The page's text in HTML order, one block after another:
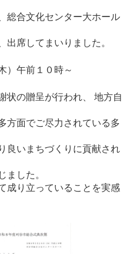
総合文化センター大ホール
出席してまいりました。
）午前１０時～
状の贈呈が行われ、 地方自
方面でご尽力されている多
良いまちづくりに貢献され
ました。
成り立っていることを実感